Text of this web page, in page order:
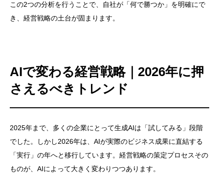
この2つの分析を行うことで、自社が「何で勝つか」を明確にで
き、経営戦略の土台が固まります。
AIで変わる経営戦略｜2026年に押
さえるべきトレンド
2025年まで、多くの企業にとって生成AIは「試してみる」段階
でした。しかし2026年は、AIが実際のビジネス成果に直結する
「実行」の年へと移行しています。経営戦略の策定プロセスその
ものが、AIによって大きく変わりつつあります。